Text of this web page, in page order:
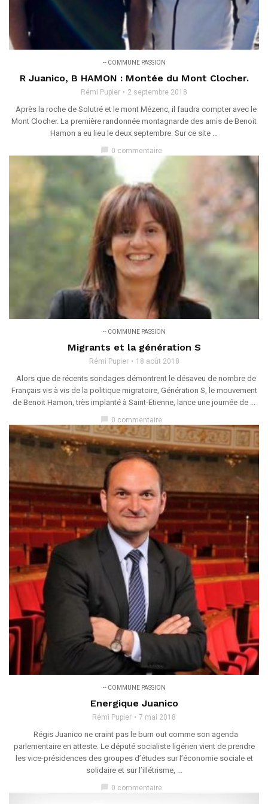
-- COMMUNE PASSION
R Juanico, B HAMON : Montée du Mont Clocher.
Rémi Pupier 2 septembre 2018
Après la roche de Solutré et le mont Mézenc, il faudra compter avec le
Mont Clocher. La première randonnée montagnarde des amis de Benoit
Hamon a eu lieu le deux septembre. Sur ce site ...
0 commentaire
-- COMMUNE PASSION
Migrants et la génération S
Rémi Pupier 18 août 2018
Alors que de récents sondages démontrent le désaveu de nombre de
Français vis à vis de la politique migratoire, Génération S, le mouvement
de Benoit Hamon, très implanté à Saint-Etienne, lance une journée de ...
chat_bubble 0 commentaire
-- COMMUNE PASSION
Energique Juanico
Rémi Pupier 7 mai 2018
Régis Juanico ne craint pas le burn out comme son agenda
parlementaire en atteste. Le député socialiste ligérien vient de prendre
les vice-présidences des groupes d’études sur l’économie sociale et
solidaire et sur l’illétrisme, ...
chat_bubble 0 commentaire